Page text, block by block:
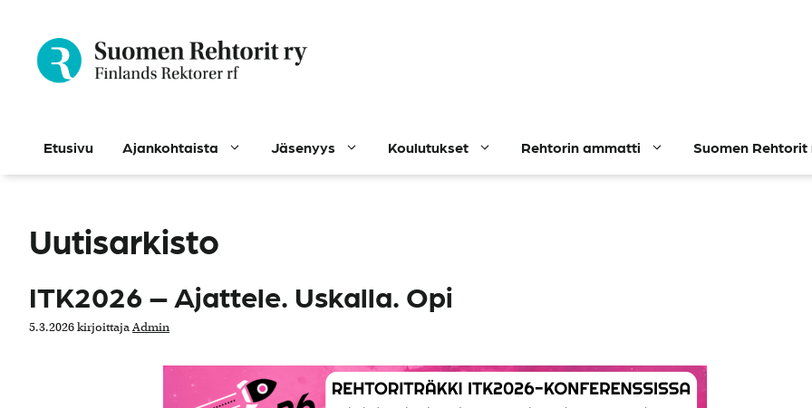
Etusivu Ajankohtaista Jäsenyys Koulutukset Rehtorin ammatti Suomen Rehtorit
Uutisarkisto
ITK2026 – Ajattele. Uskalla. Opi
5.3.2026kirjoittajaAdmin